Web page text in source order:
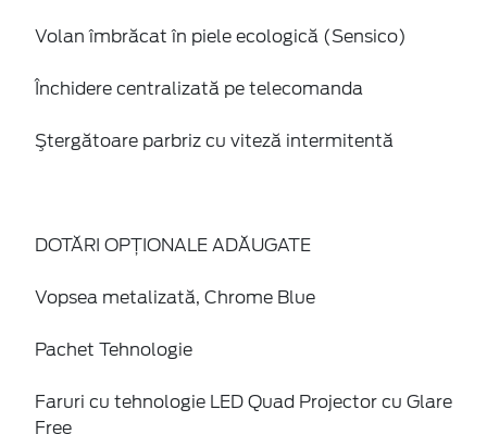
Volan îmbrăcat în piele ecologică (Sensico)
Închidere centralizată pe telecomanda
Ştergătoare parbriz cu viteză intermitentă
DOTĂRI OPȚIONALE ADĂUGATE
Vopsea metalizată, Chrome Blue
Pachet Tehnologie
Faruri cu tehnologie LED Quad Projector cu Glare
Free